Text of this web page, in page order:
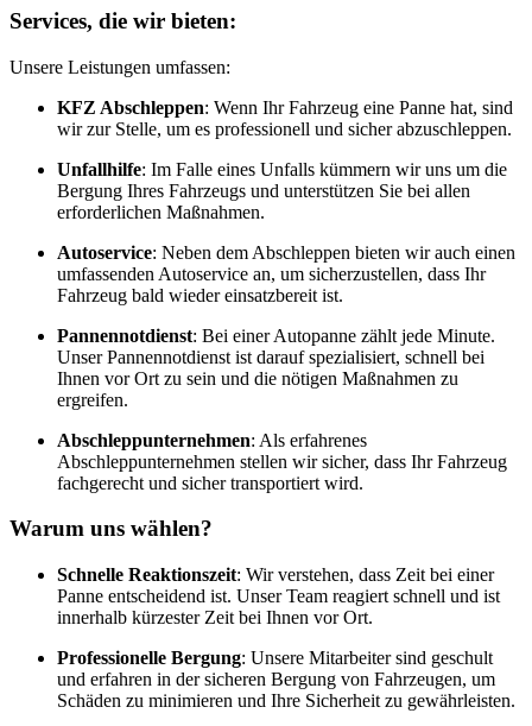
Services, die wir bieten:
Unsere Leistungen umfassen:
KFZ Abschleppen: Wenn Ihr Fahrzeug eine Panne hat, sind
wir zur Stelle, um es professionell und sicher abzuschleppen.
Unfallhilfe: Im Falle eines Unfalls kümmern wir uns um die
Bergung Ihres Fahrzeugs und unterstützen Sie bei allen
erforderlichen Maßnahmen.
Autoservice: Neben dem Abschleppen bieten wir auch einen
umfassenden Autoservice an, um sicherzustellen, dass Ihr
Fahrzeug bald wieder einsatzbereit ist.
Pannennotdienst: Bei einer Autopanne zählt jede Minute.
Unser Pannennotdienst ist darauf spezialisiert, schnell bei
Ihnen vor Ort zu sein und die nötigen Maßnahmen zu
ergreifen.
Abschleppunternehmen: Als erfahrenes
Abschleppunternehmen stellen wir sicher, dass Ihr Fahrzeug
fachgerecht und sicher transportiert wird.
Warum uns wählen?
Schnelle Reaktionszeit: Wir verstehen, dass Zeit bei einer
Panne entscheidend ist. Unser Team reagiert schnell und ist
innerhalb kürzester Zeit bei Ihnen vor Ort.
Professionelle Bergung: Unsere Mitarbeiter sind geschult
und erfahren in der sicheren Bergung von Fahrzeugen, um
Schäden zu minimieren und Ihre Sicherheit zu gewährleisten.